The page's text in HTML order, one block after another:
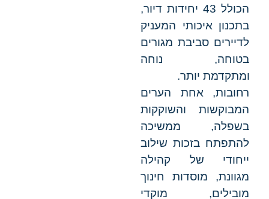
הכולל 43 יחידות דיור,
בתכנון איכותי המעניק
לדיירים סביבת מגורים
בטוחה, נוחה
ומתקדמת יותר.
רחובות, אחת הערים
המבוקשות והשוקקות
בשפלה, ממשיכה
להתפתח בזכות שילוב
ייחודי של קהילה
מגוונת, מוסדות חינוך
מובילים, מוקדי